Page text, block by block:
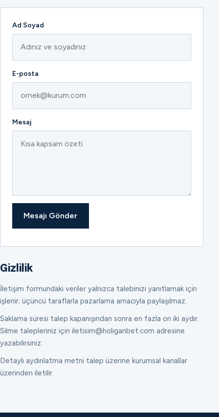
Ad Soyad
E-posta
Mesaj
Mesajı Gönder
Gizlilik
İletişim formundaki veriler yalnızca talebinizi yanıtlamak için
işlenir; üçüncü taraflarla pazarlama amacıyla paylaşılmaz.
Saklama süresi talep kapanışından sonra en fazla on iki aydır.
Silme talepleriniz için iletisim@holiganbet.com adresine
yazabilirsiniz.
Detaylı aydınlatma metni talep üzerine kurumsal kanallar
üzerinden iletilir.